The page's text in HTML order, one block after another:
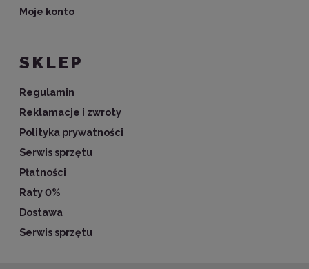
Moje konto
SKLEP
Regulamin
Reklamacje i zwroty
Polityka prywatności
Serwis sprzętu
Płatności
Raty 0%
Dostawa
Serwis sprzętu